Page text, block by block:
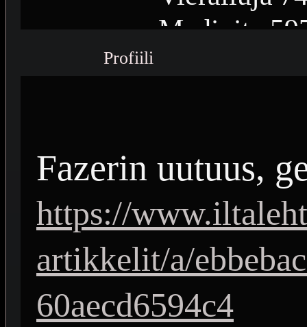
Medioita
Profiili
Fazerin uutuus,
https://
artikkelit/a/
60aecd6594c4